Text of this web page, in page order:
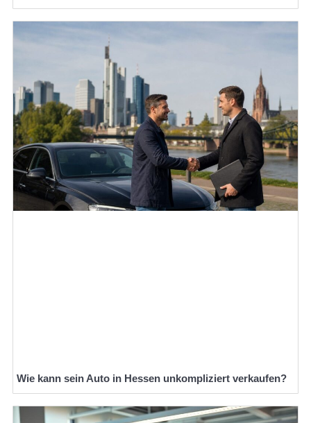
Wie kann sein Auto in Hessen unkompliziert verkaufen?